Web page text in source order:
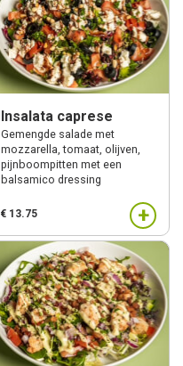
Insalata caprese
Gemengde salade met
mozzarella, tomaat, olijven,
pijnboompitten met een
balsamico dressing
€ 13.75 +